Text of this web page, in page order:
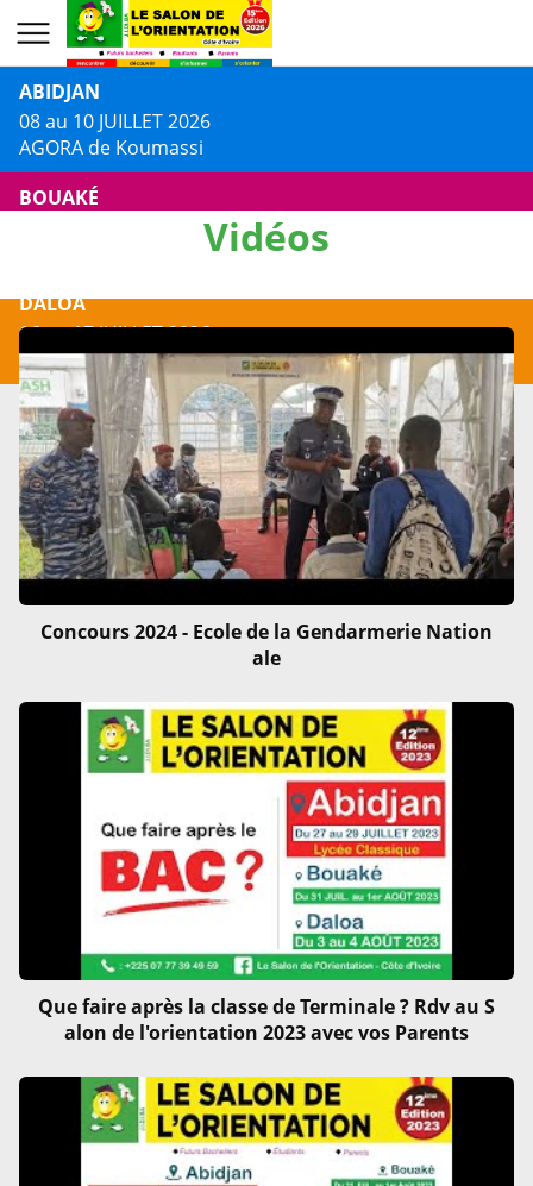
ABIDJAN
08 au 10 JUILLET 2026
AGORA de Koumassi
BOUAKÉ
13 au 14 JUILLET 2026
Centre Culturel Jacques AKA
DALOA
16 au 17 JUILLET 2026
Centre Culturel Municipal
Vidéos
Concours 2024 - Ecole de la Gendarmerie Nation
ale
Que faire après la classe de Terminale ? Rdv au S
alon de l'orientation 2023 avec vos Parents